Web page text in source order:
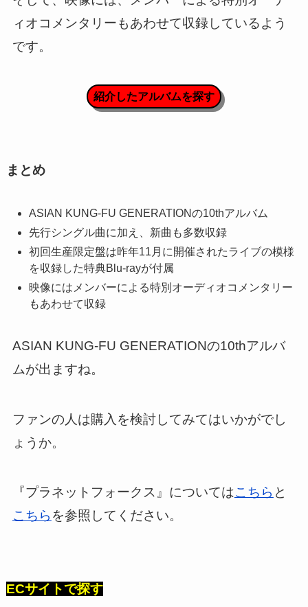
ィオコメンタリーもあわせて収録しているよう
です。
紹介したアルバムを探す
まとめ
ASIAN KUNG-FU GENERATIONの10thアルバム
先行シングル曲に加え、新曲も多数収録
初回生産限定盤は昨年11月に開催されたライブの模様
を収録した特典Blu-rayが付属
映像にはメンバーによる特別オーディオコメンタリー
もあわせて収録
ASIAN KUNG-FU GENERATIONの10thアルバ
ムが出ますね。
ファンの人は購入を検討してみてはいかがでし
ょうか。
『プラネットフォークス』についてはこちら と
こちら を参照してください。
ECサイトで探す